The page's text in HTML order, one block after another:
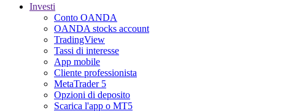
Investi
Conto OANDA
OANDA stocks account
TradingView
Tassi di interesse
App mobile
Cliente professionista
MetaTrader 5
Opzioni di deposito
Scarica l'app o MT5